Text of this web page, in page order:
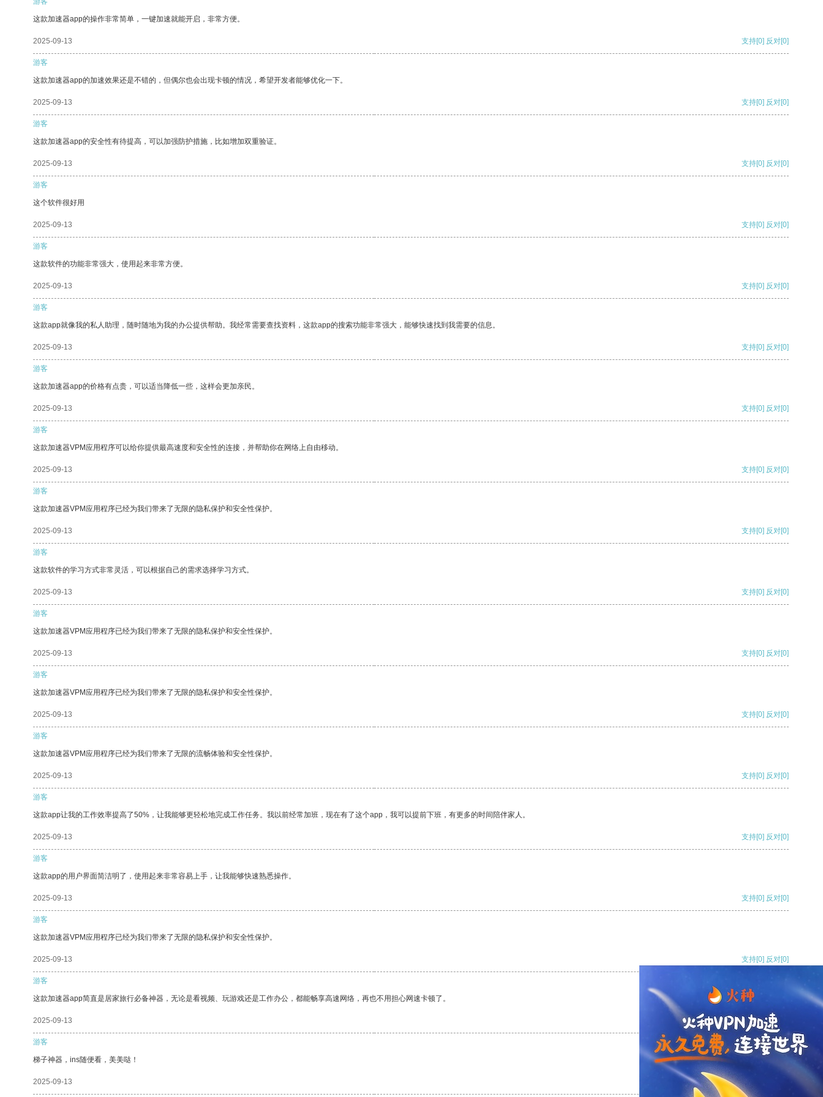
这款加速器app的操作非常简单，一键加速就能开启，非常方便。
2025-09-13 支持[0] 反对[0]
游客
这款加速器app的加速效果还是不错的，但偶尔也会出现卡顿的情况，希望开发者能够优化一下。
2025-09-13 支持[0] 反对[0]
游客
这款加速器app的安全性有待提高，可以加强防护措施，比如增加双重验证。
2025-09-13 支持[0] 反对[0]
游客
这个软件很好用
2025-09-13 支持[0] 反对[0]
游客
这款软件的功能非常强大，使用起来非常方便。
2025-09-13 支持[0] 反对[0]
游客
这款app就像我的私人助理，随时随地为我的办公提供帮助。我经常需要查找资料，这款app的搜索功能非常强大，能够快速找到我需要的信息。
2025-09-13 支持[0] 反对[0]
游客
这款加速器app的价格有点贵，可以适当降低一些，这样会更加亲民。
2025-09-13 支持[0] 反对[0]
游客
这款加速器VPM应用程序可以给你提供最高速度和安全性的连接，并帮助你在网络上自由移动。
2025-09-13 支持[0] 反对[0]
游客
这款加速器VPM应用程序已经为我们带来了无限的隐私保护和安全性保护。
2025-09-13 支持[0] 反对[0]
游客
这款软件的学习方式非常灵活，可以根据自己的需求选择学习方式。
2025-09-13 支持[0] 反对[0]
游客
这款加速器VPM应用程序已经为我们带来了无限的隐私保护和安全性保护。
2025-09-13 支持[0] 反对[0]
游客
这款加速器VPM应用程序已经为我们带来了无限的隐私保护和安全性保护。
2025-09-13 支持[0] 反对[0]
游客
这款加速器VPM应用程序已经为我们带来了无限的流畅体验和安全性保护。
2025-09-13 支持[0] 反对[0]
游客
这款app让我的工作效率提高了50%，让我能够更轻松地完成工作任务。我以前经常加班，现在有了这个app，我可以提前下班，有更多的时间陪伴家人。
2025-09-13 支持[0] 反对[0]
游客
这款app的用户界面简洁明了，使用起来非常容易上手，让我能够快速熟悉操作。
2025-09-13 支持[0] 反对[0]
游客
这款加速器VPM应用程序已经为我们带来了无限的隐私保护和安全性保护。
2025-09-13 支持[0] 反对[0]
游客
这款加速器app简直是居家旅行必备神器，无论是看视频、玩游戏还是工作办公，都能畅享高速网络，再也不用担心网速卡顿了。
2025-09-13 支持[0] 反对
游客
梯子神器，ins随便看，美美哒！
2025-09-13 支持